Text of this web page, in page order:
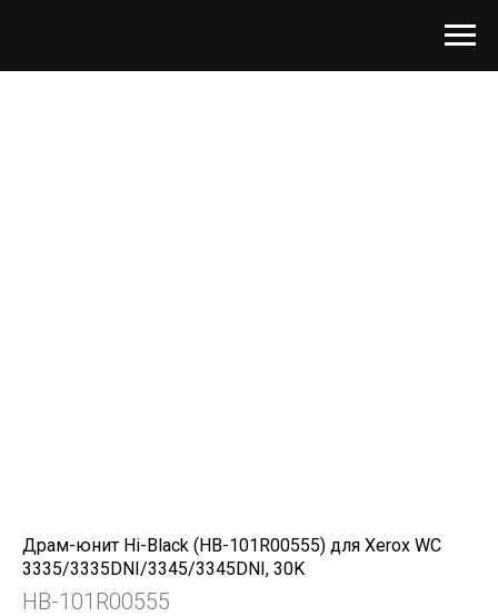
Драм-юнит Hi-Black (HB-101R00555) для Xerox WC
3335/3335DNI/3345/3345DNI, 30K
HB-101R00555